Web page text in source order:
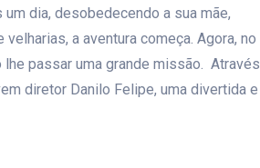
dia, desobedecendo a sua mãe,
a aventura começa. Agora, no
passar uma grande missão. Através
diretor Danilo Felipe, uma divertida e